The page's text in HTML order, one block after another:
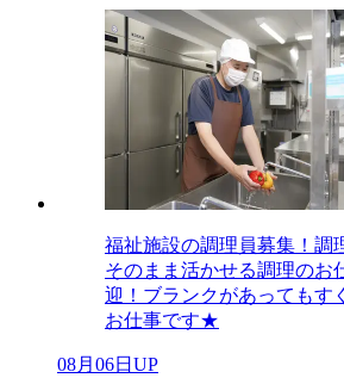
福祉施設の調理員募集！調
そのまま活かせる調理のお
迎！ブランクがあってもす
お仕事です★
08月06日UP